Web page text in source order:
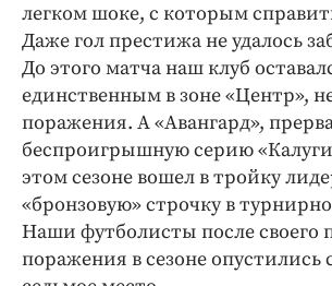
легком шоке, с которым
Даже гол престижа не удалось
До этого матча наш клуб
единственным в зоне «Центр»,
поражения. А «Авангард»,
беспроигрышную серию
этом сезоне вошел в тройку
«бронзовую» строчку в
Наши футболисты после своего
поражения в сезоне опустились